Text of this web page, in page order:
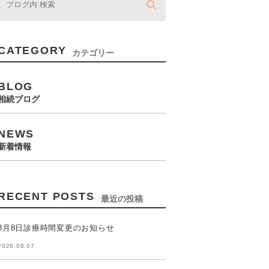
カテゴリー
続ブログ
着情報
POSTS 最近の投稿
月8日診療時間変更のお知らせ